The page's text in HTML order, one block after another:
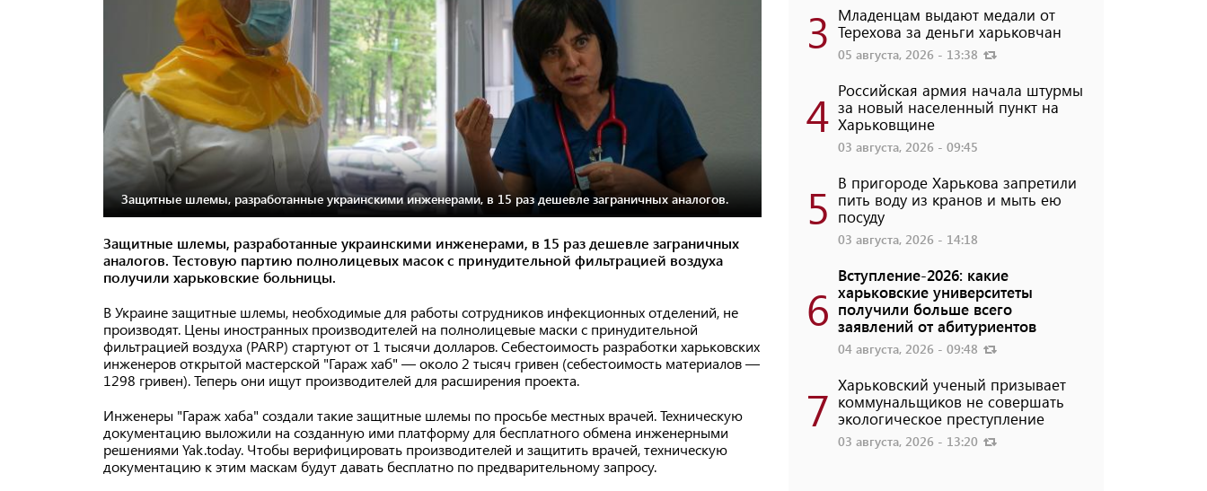
Защитные шлемы, разработанные украинскими инженерами, в 15 раз дешевле заграничных аналогов.
Защитные шлемы, разработанные украинскими инженерами, в 15 раз дешевле заграничных
аналогов. Тестовую партию полнолицевых масок с принудительной фильтрацией воздуха
получили харьковские больницы.
В Украине защитные шлемы, необходимые для работы сотрудников инфекционных отделений, не
производят. Цены иностранных производителей на полнолицевые маски с принудительной
фильтрацией воздуха (PARP) стартуют от 1 тысячи долларов. Себестоимость разработки харьковских
инженеров открытой мастерской "Гараж хаб" — около 2 тысяч гривен (себестоимость материалов —
1298 гривен). Теперь они ищут производителей для расширения проекта.
Инженеры "Гараж хаба" создали такие защитные шлемы по просьбе местных врачей. Техническую
документацию выложили на созданную ими платформу для бесплатного обмена инженерными
решениями Yak.today. Чтобы верифицировать производителей и защитить врачей, техническую
документацию к этим маскам будут давать бесплатно по предварительному запросу.
3 Младенцам выдают медали от
Терехова за деньги харьковчан
05 августа, 2026 - 13:38
4 Российская армия начала штурмы
за новый населенный пункт на
Харьковщине
03 августа, 2026 - 09:45
5 В пригороде Харькова запретили
пить воду из кранов и мыть ею
посуду
03 августа, 2026 - 14:18
6
Вступление-2026: какие
харьковские университеты
получили больше всего
заявлений от абитуриентов
04 августа, 2026 - 09:48
7 Харьковский ученый призывает
коммунальщиков не совершать
экологическое преступление
03 августа, 2026 - 13:20